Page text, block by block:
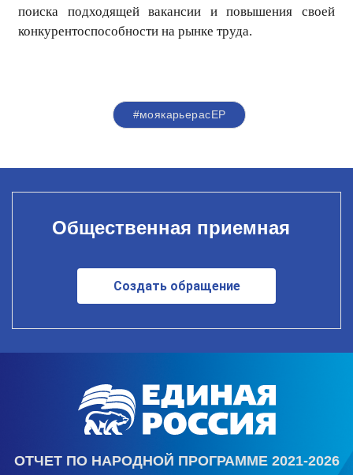
поиска подходящей вакансии и повышения своей
конкурентоспособности на рынке труда.
#моякарьерасЕР
Общественная приемная
Создать обращение
ОТЧЕТ ПО НАРОДНОЙ ПРОГРАММЕ 2021-2026